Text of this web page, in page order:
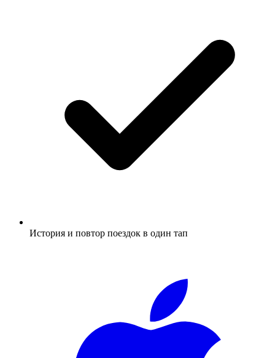
История и повтор поездок в один тап